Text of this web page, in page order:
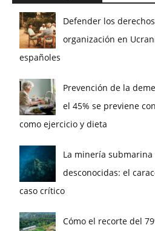
Defender los
organización en
españoles
Prevención de la
el 45% se previene
como ejercicio y dieta
La minería submarina
desconocidas: el
caso crítico
Cómo el recorte del